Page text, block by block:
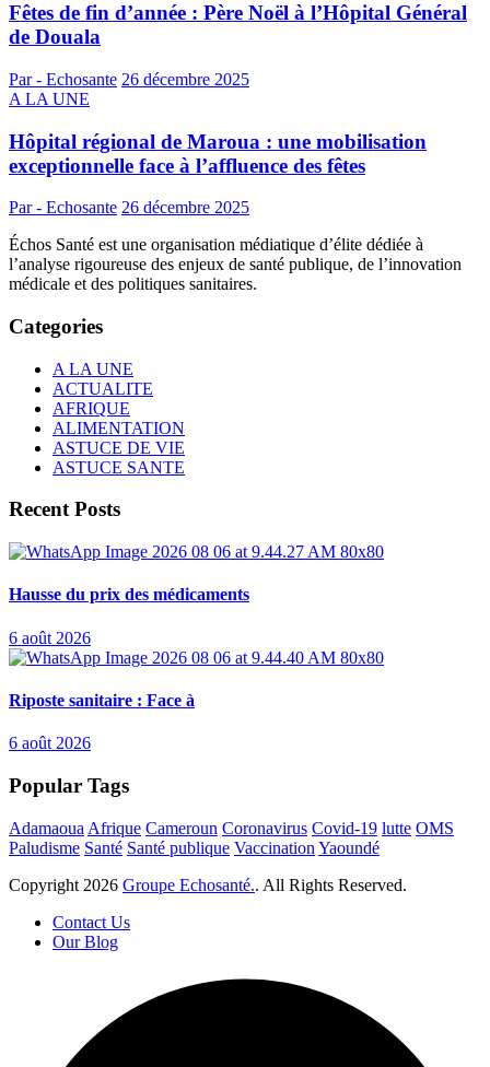
Fêtes de fin d’année : Père Noël à l’Hôpital Général
de Douala
Par - Echosante 26 décembre 2025
A LA UNE
Hôpital régional de Maroua : une mobilisation
exceptionnelle face à l’affluence des fêtes
Par - Echosante 26 décembre 2025
Échos Santé est une organisation médiatique d’élite dédiée à
l’analyse rigoureuse des enjeux de santé publique, de l’innovation
médicale et des politiques sanitaires.
Categories
A LA UNE
ACTUALITE
AFRIQUE
ALIMENTATION
ASTUCE DE VIE
ASTUCE SANTE
Recent Posts
Hausse du prix des médicaments
6 août 2026
Riposte sanitaire : Face à
6 août 2026
Popular Tags
Adamaoua Afrique Cameroun Coronavirus Covid-19 lutte OMS
Paludisme Santé Santé publique Vaccination Yaoundé
Copyright 2026 Groupe Echosanté.. All Rights Reserved.
Contact Us
Our Blog